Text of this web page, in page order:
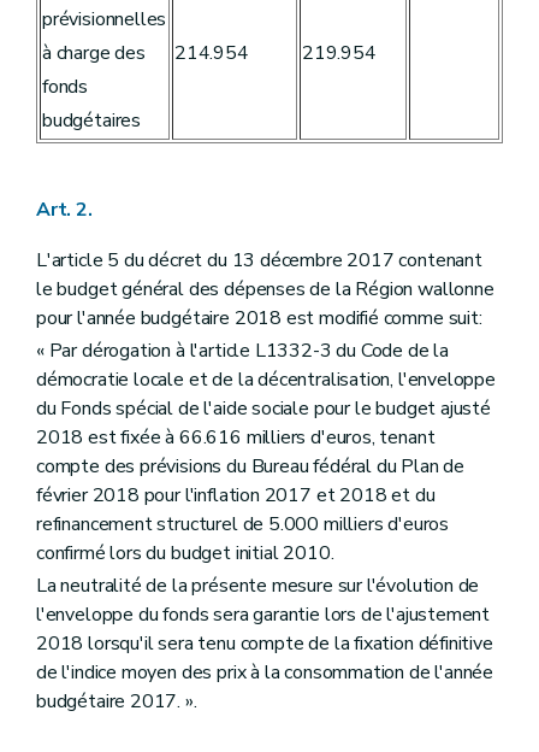
prévisionnelles
à charge des
fonds
budgétaires
214.954 219.954
Art. 2.
L'article 5 du décret du 13 décembre 2017 contenant
le budget général des dépenses de la Région wallonne
pour l'année budgétaire 2018 est modifié comme suit:
« Par dérogation à l'article L1332-3 du Code de la
démocratie locale et de la décentralisation, l'enveloppe
du Fonds spécial de l'aide sociale pour le budget ajusté
2018 est fixée à 66.616 milliers d'euros, tenant
compte des prévisions du Bureau fédéral du Plan de
février 2018 pour l'inflation 2017 et 2018 et du
refinancement structurel de 5.000 milliers d'euros
confirmé lors du budget initial 2010.
La neutralité de la présente mesure sur l'évolution de
l'enveloppe du fonds sera garantie lors de l'ajustement
2018 lorsqu'il sera tenu compte de la fixation définitive
de l'indice moyen des prix à la consommation de l'année
budgétaire 2017. ».